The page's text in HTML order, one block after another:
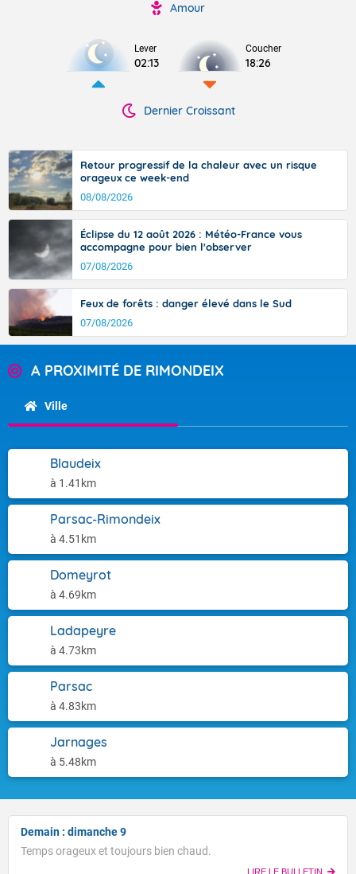
Amour
Lever
02:13
Coucher
18:26
Dernier Croissant
Retour progressif de la chaleur avec un risque
orageux ce week-end
08/08/2026
Éclipse du 12 août 2026 : Météo-France vous
accompagne pour bien l'observer
07/08/2026
Feux de forêts : danger élevé dans le Sud
07/08/2026
A PROXIMITÉ DE RIMONDEIX
Ville
Blaudeix
à 1.41km
Parsac-Rimondeix
à 4.51km
Domeyrot
à 4.69km
Ladapeyre
à 4.73km
Parsac
à 4.83km
Jarnages
à 5.48km
Demain : dimanche 9
Temps orageux et toujours bien chaud.
LIRE LE BULLETIN